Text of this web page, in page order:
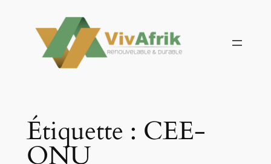
contenu
Étiquette : CEE-
ONU